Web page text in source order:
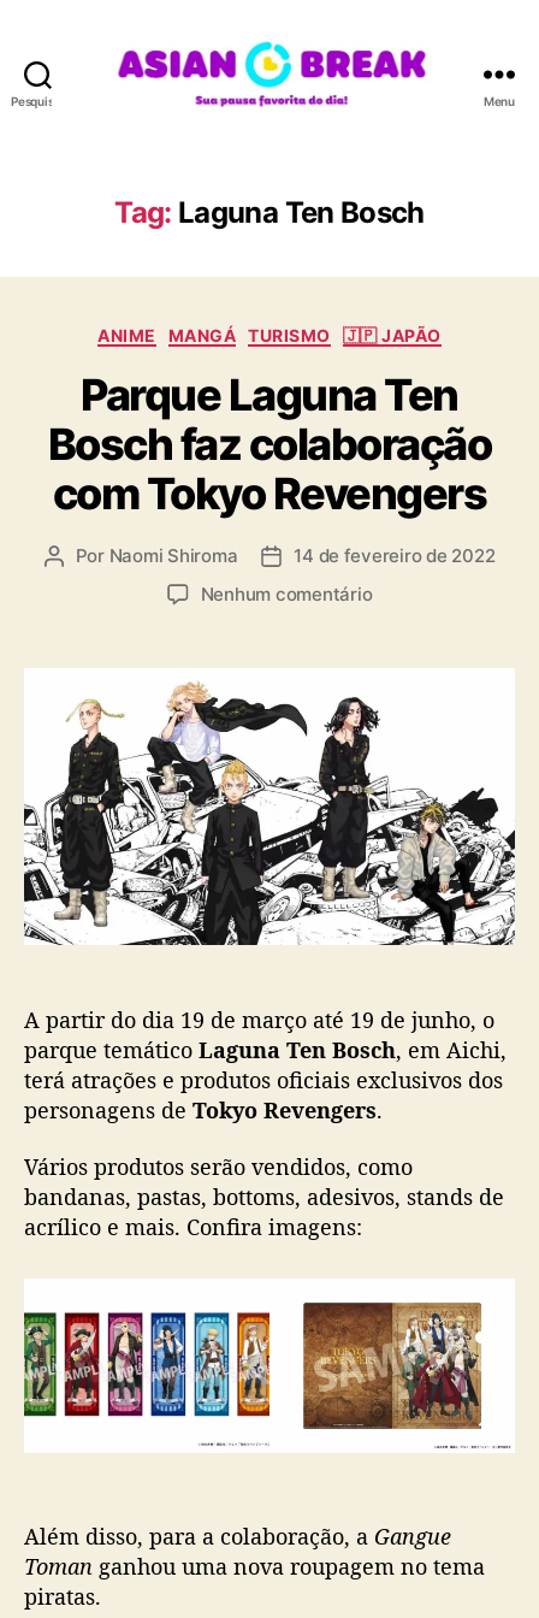
Pesquisar
A
N
R
A
Menu
Tag: Laguna Ten Bosch
C
t
e
g
o
a
s
ANIME MANGÁ TURISMO 🇯🇵 JAPÃO
Parque Laguna Ten
Bosch faz colaboração
com Tokyo Revengers
A
r
s
t
Por Naomi Shiroma
D
d
p
l
c
a
ç
ã
14 de fevereiro de 2022
Nenhum comentárioe
a
q
e
L
a
g
u
n
a
n
B
c
f
a
o
l
a
b
o
r
c
o
A partir do dia 19 de março até 19 de junho, o
parque temático Laguna Ten Bosch, em Aichi,
terá atrações e produtos oficiais exclusivos dos
personagens de Tokyo Revengers.
Vários produtos serão vendidos, como
bandanas, pastas, bottoms, adesivos, stands de
acrílico e mais. Confira imagens:
Além disso, para a colaboração, a Gangue
Toman ganhou uma nova roupagem no tema
piratas.